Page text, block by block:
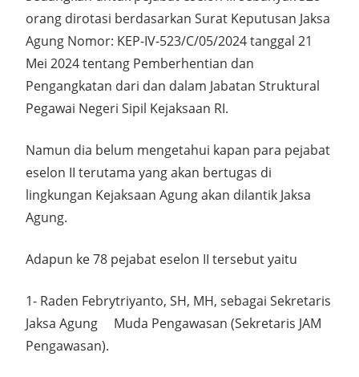
orang dirotasi berdasarkan Surat Keputusan Jaksa
Agung Nomor: KEP-IV-523/C/05/2024 tanggal 21
Mei 2024 tentang Pemberhentian dan
Pengangkatan dari dan dalam Jabatan Struktural
Pegawai Negeri Sipil Kejaksaan RI.
Namun dia belum mengetahui kapan para pejabat
eselon II terutama yang akan bertugas di
lingkungan Kejaksaan Agung akan dilantik Jaksa
Agung.
Adapun ke 78 pejabat eselon II tersebut yaitu
1- Raden Febrytriyanto, SH, MH, sebagai Sekretaris
Jaksa Agung Muda Pengawasan (Sekretaris JAM
Pengawasan).